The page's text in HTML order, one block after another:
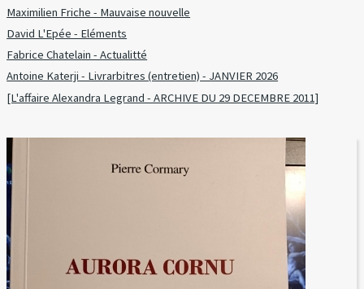
Maximilien Friche - Mauvaise nouvelle
David L'Epée - Eléments
Fabrice Chatelain - Actualitté
Antoine Katerji - Livrarbitres (entretien) - JANVIER 2026
[L'affaire Alexandra Legrand - ARCHIVE DU 29 DECEMBRE 2011]